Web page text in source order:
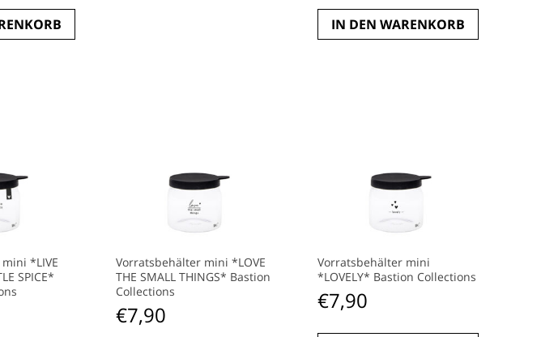
IN DEN WARENKORB
*LIVE
SPICE*
Vorratsbehälter mini *LOVE
THE SMALL THINGS* Bastion
Collections
€7,90
Vorratsbehälter mini
*LOVELY* Bastion Collections
€7,90